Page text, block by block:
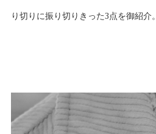
り切りに振り切りきった3点を御紹介。